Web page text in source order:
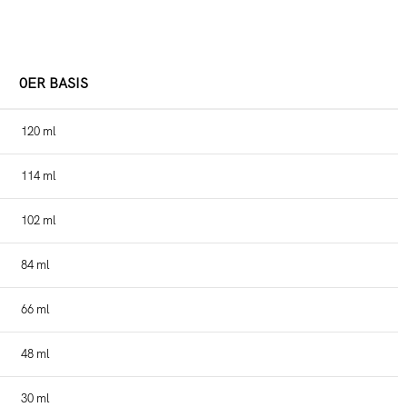
0ER BASIS
120 ml
114 ml
102 ml
84 ml
66 ml
48 ml
30 ml